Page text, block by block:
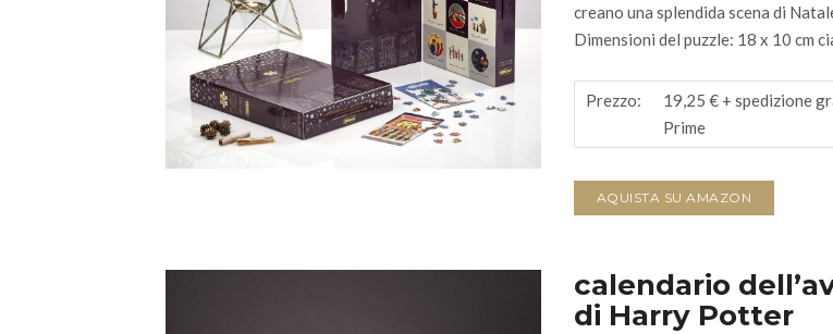
creano una splendida scena di
Dimensioni del puzzle: 18 x 10 cm
Prezzo: 19,25 € + spedizione
Prime
AQUISTA SU AMAZON
calendario
di Harry Potter